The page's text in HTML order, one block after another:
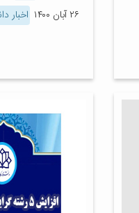
۲۶ آبان ۱۴۰۰ اخبار